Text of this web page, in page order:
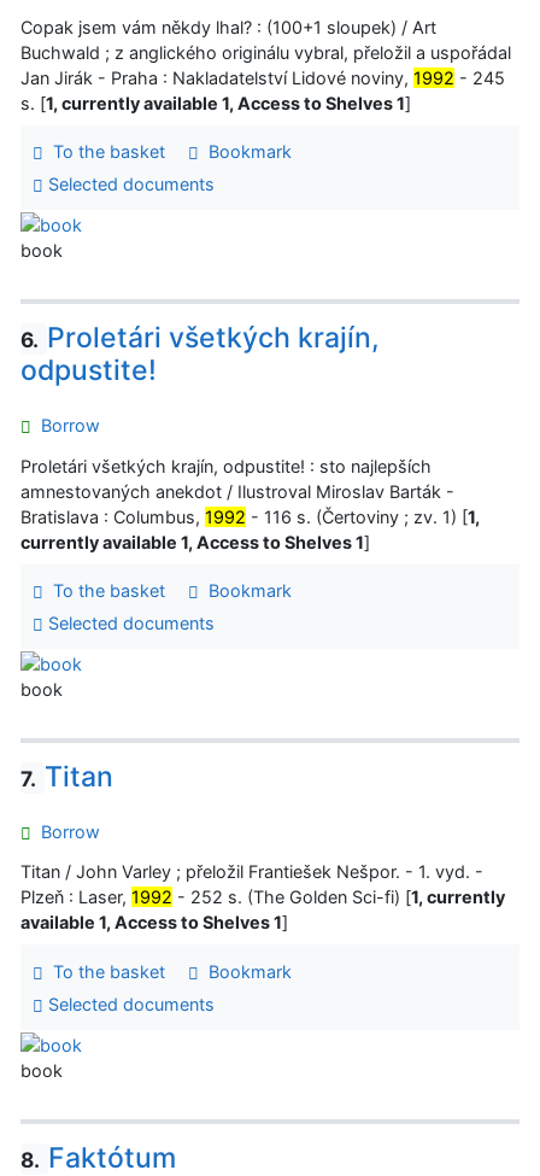
Copak jsem vám někdy lhal? : (100+1 sloupek) / Art
Buchwald ; z anglického originálu vybral, přeložil a uspořádal
Jan Jirák - Praha : Nakladatelství Lidové noviny, 1992 - 245
s. [1, currently available 1, Access to Shelves 1]
To the basket
Bookmark
Selected documents
book
6. Proletári všetkých krajín,
odpustite!
Borrow
Proletári všetkých krajín, odpustite! : sto najlepších
amnestovaných anekdot / Ilustroval Miroslav Barták -
Bratislava : Columbus, 1992 - 116 s. (Čertoviny ; zv. 1) [1,
currently available 1, Access to Shelves 1]
To the basket
Bookmark
Selected documents
book
7. Titan
Borrow
Titan / John Varley ; přeložil Frantiešek Nešpor. - 1. vyd. -
Plzeň : Laser, 1992 - 252 s. (The Golden Sci-fi) [1, currently
available 1, Access to Shelves 1]
To the basket
Bookmark
Selected documents
book
8. Faktótum